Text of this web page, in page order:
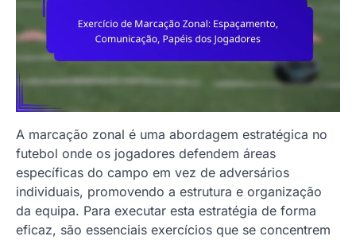
A marcação zonal é uma abordagem estratégica no
futebol onde os jogadores defendem áreas
específicas do campo em vez de adversários
individuais, promovendo a estrutura e organização
da equipa. Para executar esta estratégia de forma
eficaz, são essenciais exercícios que se concentrem